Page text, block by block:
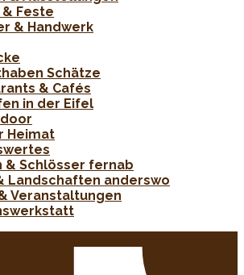
Feste
& Handwerk
Schätze
& Cafés
in der Eifel
Heimat
& Schlösser fernab
Landschaften anderswo
Veranstaltungen